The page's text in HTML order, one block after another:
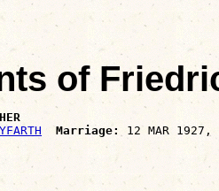
of
Marriage: